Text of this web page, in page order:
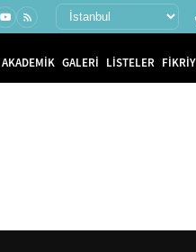
AKADEMİK GALERİ LİSTELER